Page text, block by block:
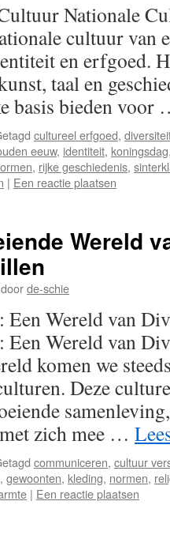
Nationale
cultuur van
en erfgoed.
taal en
basis bieden
cultureel erfgoed,
eeuw, identiteit, koningsdag
, rijke geschiedenis,
| Een reactie plaatsen
Wereld
doorde-schie
Wereld van
Wereld van
komen we
Deze
zich mee …
communiceren, cultuur
, gewoonten, kleding, normen,
| Een reactie plaatsen